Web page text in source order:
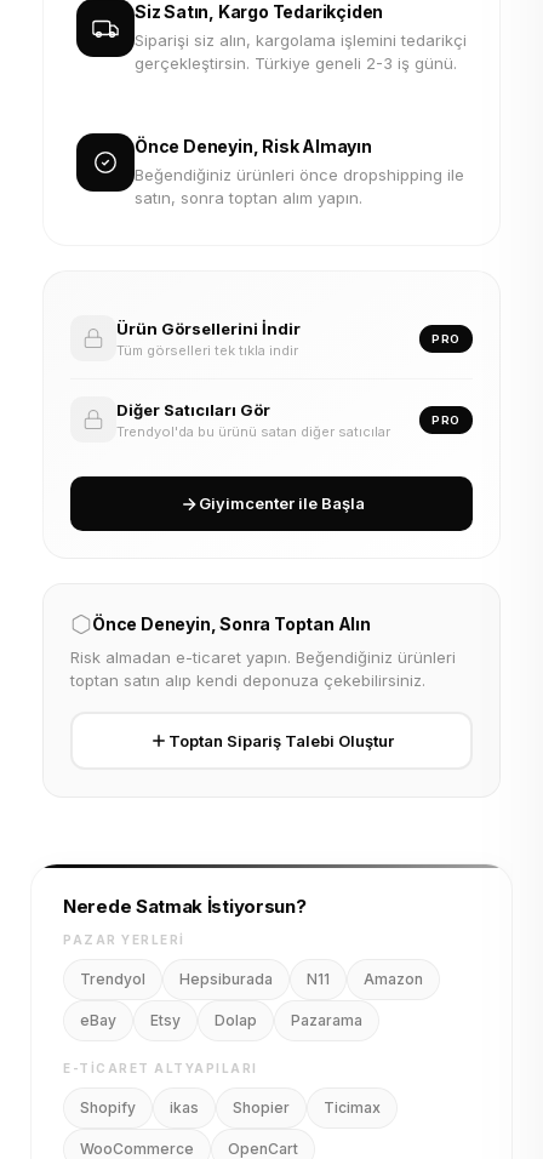
Siz Satın, Kargo Tedarikçiden
Siparişi siz alın, kargolama işlemini tedarikçi
gerçekleştirsin. Türkiye geneli 2-3 iş günü.
Önce Deneyin, Risk Almayın
Beğendiğiniz ürünleri önce dropshipping ile
satın, sonra toptan alım yapın.
Ürün Görsellerini İndir
Tüm görselleri tek tıkla indir
PRO
Diğer Satıcıları Gör
Trendyol'da bu ürünü satan diğer satıcılar
PRO
Giyimcenter ile Başla
Önce Deneyin, Sonra Toptan Alın
Risk almadan e-ticaret yapın. Beğendiğiniz ürünleri
toptan satın alıp kendi deponuza çekebilirsiniz.
Toptan Sipariş Talebi Oluştur
Nerede Satmak İstiyorsun?
PAZAR YERLERI
Trendyol Hepsiburada N11 Amazon
eBay Etsy Dolap Pazarama
E-TICARET ALTYAPILARI
Shopify ikas Shopier Ticimax
WooCommerce OpenCart